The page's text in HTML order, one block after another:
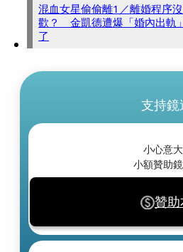
混血女星偷偷離1／離婚程序
歡？ 金凱德遭爆「婚內出軌
了
支持鏡
小心意
小額贊助
贊